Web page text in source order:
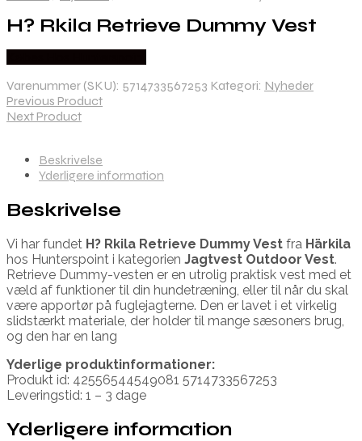
H? Rkila Retrieve Dummy Vest
Varenummer (SKU): 5714733567253 Kategori: Nyheder
Previous Product
Next Product
Beskrivelse
Yderligere information
Beskrivelse
Vi har fundet H? Rkila Retrieve Dummy Vest fra Härkila
hos Hunterspoint i kategorien Jagtvest Outdoor Vest.
Retrieve Dummy-vesten er en utrolig praktisk vest med et
væld af funktioner til din hundetræning, eller til når du skal
være apportør på fuglejagterne. Den er lavet i et virkelig
slidstærkt materiale, der holder til mange sæsoners brug,
og den har en lang
Yderlige produktinformationer:
Produkt id: 42556544549081 5714733567253
Leveringstid: 1 – 3 dage
Yderligere information